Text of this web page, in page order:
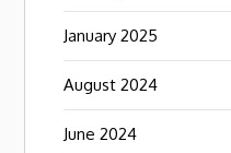
January 2025
August 2024
June 2024